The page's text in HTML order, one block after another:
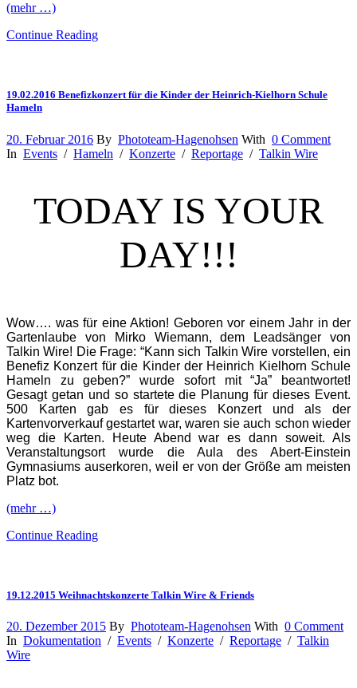
(mehr …)
Continue Reading
19.02.2016 Benefizkonzert für die Kinder der Heinrich-Kielhorn Schule
Hameln
20. Februar 2016 By Phototeam-Hagenohsen With 0 Comment
In Events / Hameln / Konzerte / Reportage / Talkin Wire
TODAY IS YOUR
DAY!!!
Wow…. was für eine Aktion! Geboren vor einem Jahr in der
Gartenlaube von Mirko Wiemann, dem Leadsänger von
Talkin Wire! Die Frage: “Kann sich Talkin Wire vorstellen, ein
Benefiz Konzert für die Kinder der Heinrich Kielhorn Schule
Hameln zu geben?” wurde sofort mit “Ja” beantwortet!
Gesagt getan und so startete die Planung für dieses Event.
500 Karten gab es für dieses Konzert und als der
Kartenvorverkauf gestartet war, waren sie auch schon wieder
weg die Karten. Heute Abend war es dann soweit. Als
Veranstaltungsort wurde die Aula des Abert-Einstein
Gymnasiums auserkoren, weil er von der Größe am meisten
Platz bot.
(mehr …)
Continue Reading
19.12.2015 Weihnachtskonzerte Talkin Wire & Friends
20. Dezember 2015 By Phototeam-Hagenohsen With 0 Comment
In Dokumentation / Events / Konzerte / Reportage / Talkin
Wire